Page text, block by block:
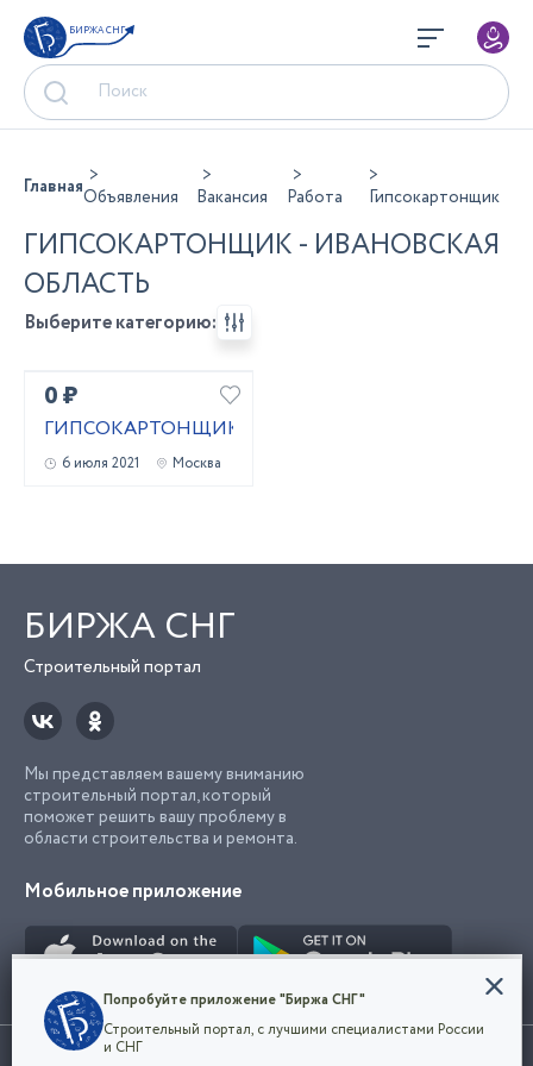
БИРЖА СНГ
ГлавнаяОбъявления Вакансия Работа Гипсокартонщик
ГИПСОКАРТОНЩИК - ИВАНОВСКАЯ
ОБЛАСТЬ
Выберите категорию:
0 ₽
ГИПСОКАРТОНЩИК
6 июля 2021 Москва
БИРЖА СНГ
Строительный портал
Мы представляем вашему вниманию
строительный портал, который
поможет решить вашу проблему в
области строительства и ремонта.
Мобильное приложение
Использование сайта, в том числе подача объявлений, означает
Конфиденциальность
Мы используем файлы cookie, чтобы сделать
наш сайт удобным для каждого
Попробуйте приложение "Биржа СНГ"
Строительный портал, с лучшими специалистами России
и СНГ